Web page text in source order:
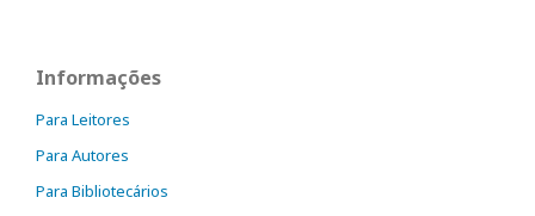
Informações
Para Leitores
Para Autores
Para Bibliotecários